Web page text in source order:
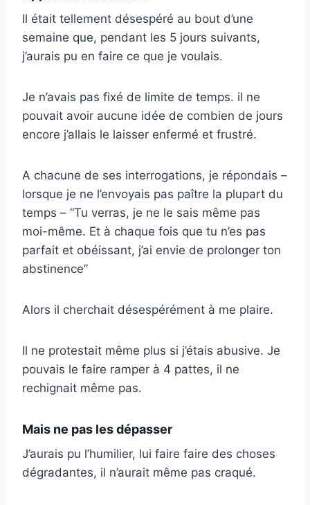
Il était tellement désespéré au bout d’une
semaine que, pendant les 5 jours suivants,
j’aurais pu en faire ce que je voulais.
Je n’avais pas fixé de limite de temps. il ne
pouvait avoir aucune idée de combien de jours
encore j’allais le laisser enfermé et frustré.
A chacune de ses interrogations, je répondais –
lorsque je ne l’envoyais pas paître la plupart du
temps – “Tu verras, je ne le sais même pas
moi-même. Et à chaque fois que tu n’es pas
parfait et obéissant, j’ai envie de prolonger ton
abstinence”
Alors il cherchait désespérément à me plaire.
Il ne protestait même plus si j’étais abusive. Je
pouvais le faire ramper à 4 pattes, il ne
rechignait même pas.
Mais ne pas les dépasser
J’aurais pu l’humilier, lui faire faire des choses
dégradantes, il n’aurait même pas craqué.